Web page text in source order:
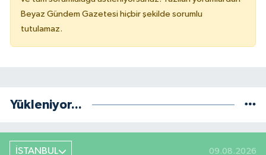
Beyaz Gündem Gazetesi hiçbir şekilde sorumlu
tutulamaz.
Yükleniyor...
İSTANBUL 09.08.2026